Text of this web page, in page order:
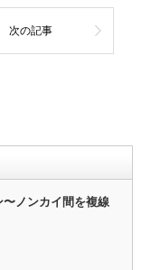
次の記事
ノンカイ間を複線